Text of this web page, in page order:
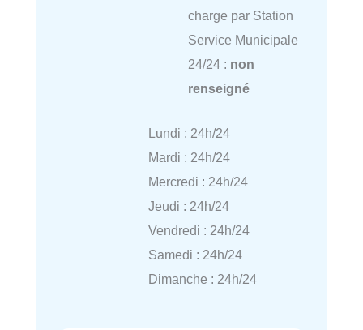
charge par Station
Service Municipale
24/24 : non
renseigné
Lundi : 24h/24
Mardi : 24h/24
Mercredi : 24h/24
Jeudi : 24h/24
Vendredi : 24h/24
Samedi : 24h/24
Dimanche : 24h/24